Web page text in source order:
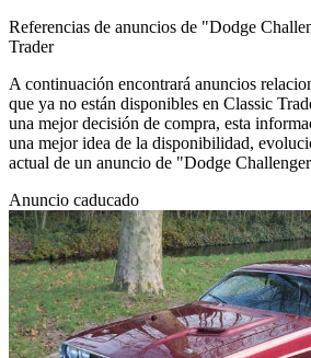
Referencias de anuncios de "Dodge
Trader
A continuación encontrará anuncios
que ya no están disponibles en Classic
una mejor decisión de compra, esta
una mejor idea de la disponibilidad,
actual de un anuncio de "Dodge
Anuncio caducado